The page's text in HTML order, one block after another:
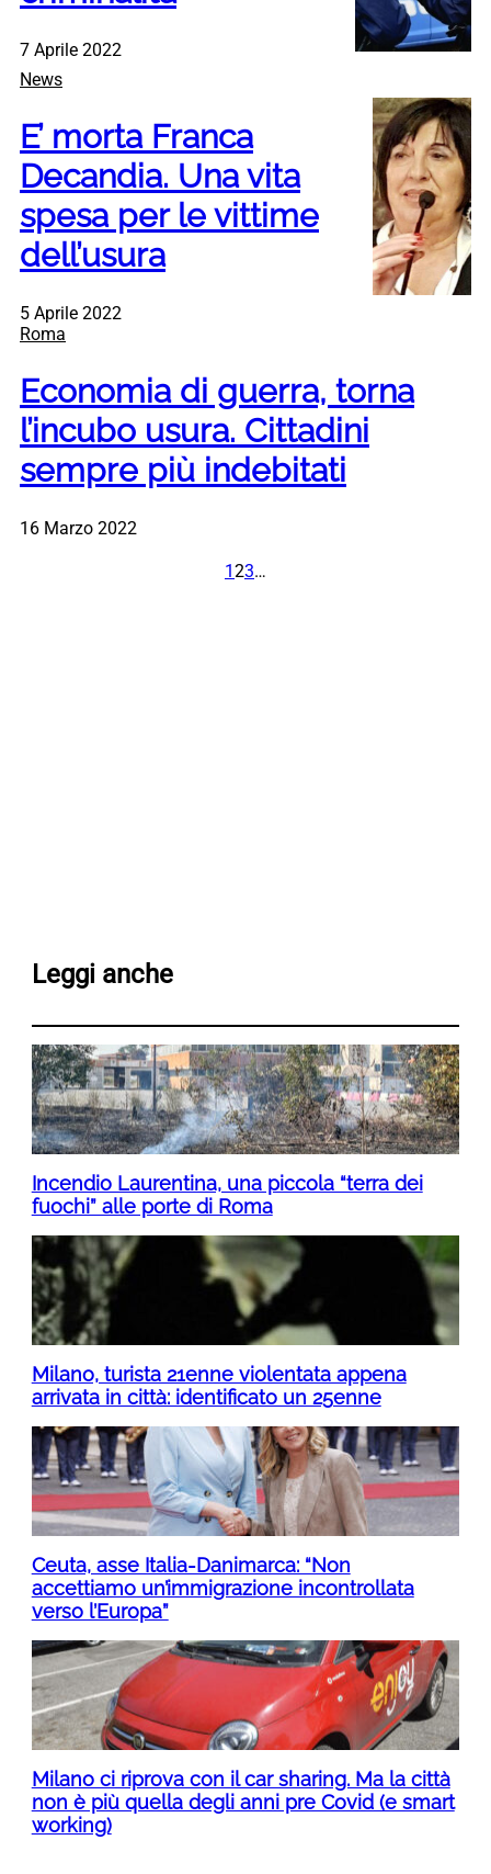
7 Aprile 2022
News
E’ morta Franca
Decandia. Una vita
spesa per le vittime
dell’usura
5 Aprile 2022
Roma
Economia di guerra, torna
l’incubo usura. Cittadini
sempre più indebitati
16 Marzo 2022
123…
Leggi anche
Incendio Laurentina, una piccola “terra dei
fuochi” alle porte di Roma
Milano, turista 21enne violentata appena
arrivata in città: identificato un 25enne
Ceuta, asse Italia-Danimarca: “Non
accettiamo un’immigrazione incontrollata
verso l’Europa”
Milano ci riprova con il car sharing. Ma la città
non è più quella degli anni pre Covid (e smart
working)